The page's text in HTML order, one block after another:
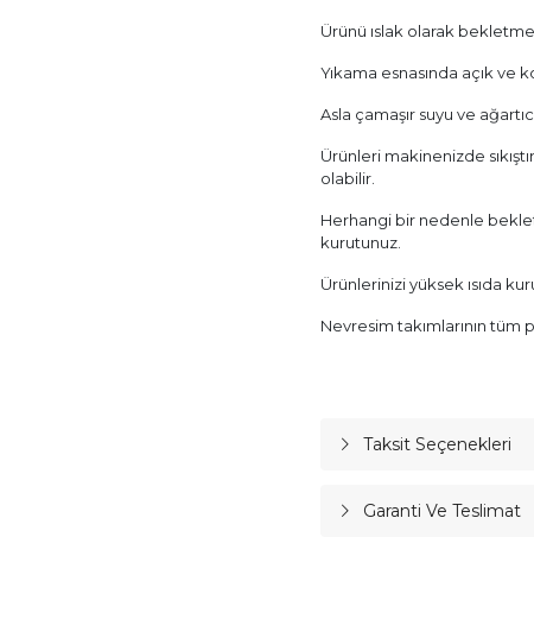
Ürünü ıslak olarak
Yıkama esnasında açık ve
Asla çamaşır suyu ve
Ürünleri makinenizde
olabilir.
Herhangi bir nedenle
kurutunuz.
Ürünlerinizi yüksek ısıda
Nevresim takımlarının tüm
Taksit Seçenekleri
Garanti Ve Teslimat